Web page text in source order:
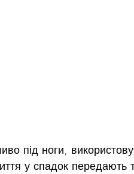
під ноги,
у спадок передають